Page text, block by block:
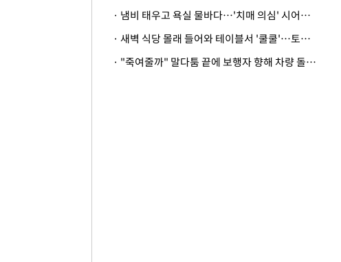
· 냄비 태우고 욕실 물바다…'치매 의심' 시어머니 검사 권유했다가 '날벼락'
· 새벽 식당 몰래 들어와 테이블서 '쿨쿨'…토사물 남기고 사라진 남성
· "죽여줄까" 말다툼 끝에 보행자 향해 차량 돌진…50대 여성 중상